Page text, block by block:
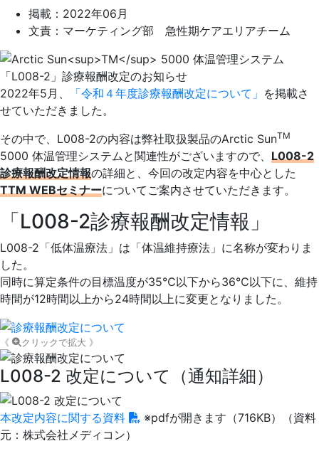
掲載：2022年06月
文責：マーケティング部 急性期ケアエリアチーム
2022年5月、 「令和４年度診療報酬改定について」 を掲載さ
せていただきました。
その中で、 L008-2の内容は弊社取扱製品のArctic SunTM
5000 体温管理システムと関連性がございますので、 L008-2
診療報酬改定情報の詳細と、今回の改定内容を中心とした
TTM WEBセミナーについてご案内させていただきます。
「L008-2診療報酬改定情報」
L008-2「低体温療法」は「体温維持療法 」に名称が変わりま
した。
同時に算定条件の目標温度が35℃以下から36℃以下に、維持
時間が12時間以上から24時間以上に変更となりました。
《 クリックで拡大 》
L008-2 改定について（通知詳細）
本改定内容に関する資料
※pdfが開きます（716KB）（資料
元：株式会社メディコン）